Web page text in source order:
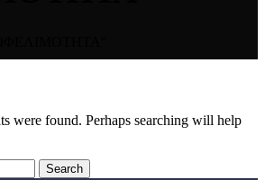
were found. Perhaps searching will help
Search